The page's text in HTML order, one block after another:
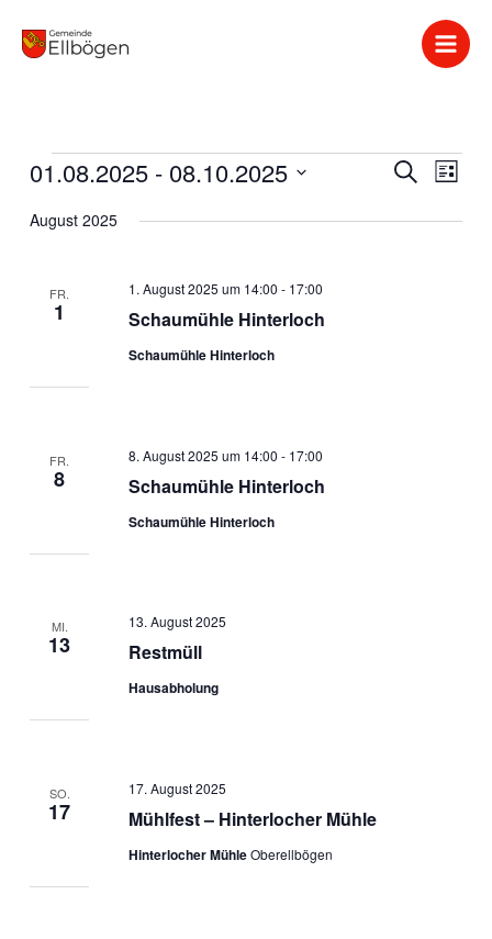
Inhalt
Veranstaltungen
und
Suche
Liste
01.08.2025 - 08.10.2025
wählen.
August 2025
FR.
1 Schaumühle Hinterloch
1. August 2025 um 14:00 - 17:00
Schaumühle Hinterloch
FR.
8 Schaumühle Hinterloch
8. August 2025 um 14:00 - 17:00
Schaumühle Hinterloch
MI.
13 Restmüll
13. August 2025
Hausabholung
SO.
17 Mühlfest – Hinterlocher Mühle
17. August 2025
Hinterlocher MühleOberellbögen